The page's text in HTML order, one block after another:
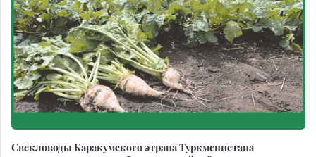
Свекловоды Каракумского этрапа Туркменистана